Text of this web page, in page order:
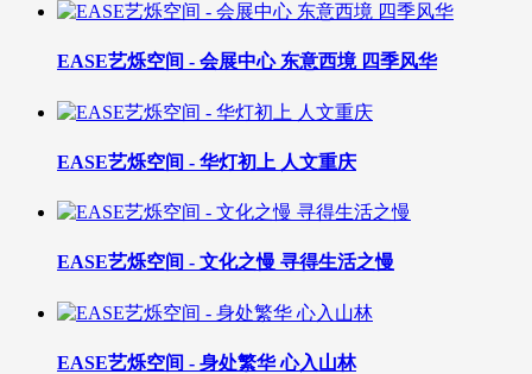
EASE艺烁空间 - 会展中心 东意西境 四季风华
EASE艺烁空间 - 华灯初上 人文重庆
EASE艺烁空间 - 文化之慢 寻得生活之慢
EASE艺烁空间 - 身处繁华 心入山林